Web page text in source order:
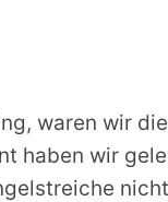
waren wir
haben wir